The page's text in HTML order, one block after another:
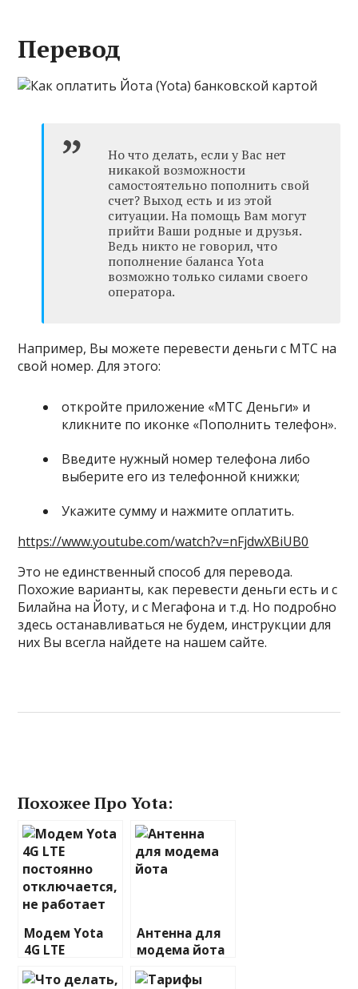
Перевод
Но что делать, если у Вас нет
никакой возможности
самостоятельно пополнить свой
счет? Выход есть и из этой
ситуации. На помощь Вам могут
прийти Ваши родные и друзья.
Ведь никто не говорил, что
пополнение баланса Yota
возможно только силами своего
оператора.
Например, Вы можете перевести деньги с МТС на
свой номер. Для этого:
откройте приложение «МТС Деньги» и
кликните по иконке «Пополнить телефон».
Введите нужный номер телефона либо
выберите его из телефонной книжки;
Укажите сумму и нажмите оплатить.
https://www.youtube.com/watch?v=nFjdwXBiUB0
Это не единственный способ для перевода.
Похожие варианты, как перевести деньги есть и с
Билайна на Йоту, и с Мегафона и т.д. Но подробно
здесь останавливаться не будем, инструкции для
них Вы всегла найдете на нашем сайте.
Похожее Про Yota:
Модем Yota
4G LTE
постоянно
отключается,
Антенна для
модема йота